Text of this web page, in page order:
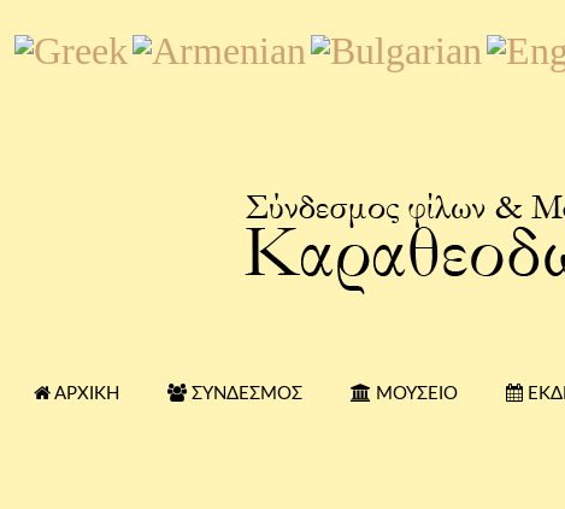
ΑΡΧΙΚΉ ΣΎΝΔΕΣΜΟΣ ΜΟΥΣΕΊΟ